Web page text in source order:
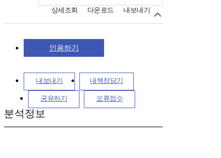
상세조회 다운로드 내보내기
인용하기
내보내기 내책장담기
공유하기 오류접수
분석정보